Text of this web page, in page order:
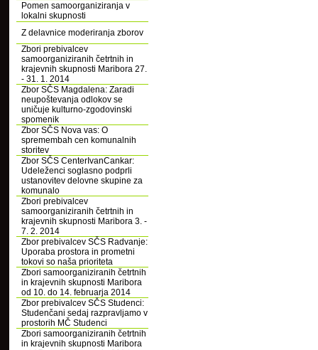
Pomen samoorganiziranja v
lokalni skupnosti
Z delavnice moderiranja zborov
Zbori prebivalcev
samoorganiziranih četrtnih in
krajevnih skupnosti Maribora 27.
- 31. 1. 2014
Zbor SČS Magdalena: Zaradi
neupoštevanja odlokov se
uničuje kulturno-zgodovinski
spomenik
Zbor SČS Nova vas: O
spremembah cen komunalnih
storitev
Zbor SČS CenterIvanCankar:
Udeleženci soglasno podprli
ustanovitev delovne skupine za
komunalo
Zbori prebivalcev
samoorganiziranih četrtnih in
krajevnih skupnosti Maribora 3. -
7. 2. 2014
Zbor prebivalcev SČS Radvanje:
Uporaba prostora in prometni
tokovi so naša prioriteta
Zbori samoorganiziranih četrtnih
in krajevnih skupnosti Maribora
od 10. do 14. februarja 2014
Zbor prebivalcev SČS Studenci:
Studenčani sedaj razpravljamo v
prostorih MČ Studenci
Zbori samoorganiziranih četrtnih
in krajevnih skupnosti Maribora